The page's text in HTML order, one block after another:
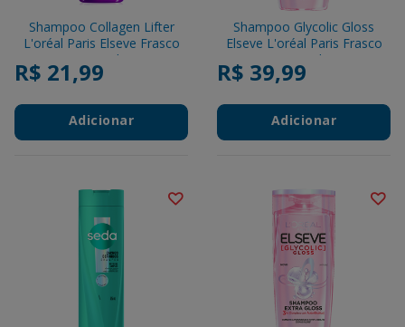
Shampoo Collagen Lifter
L'oréal Paris Elseve Frasco
200ml
R$ 21,99
Adicionar
Shampoo Glycolic Gloss
Elseve L'oréal Paris Frasco
400ml
R$ 39,99
Adicionar